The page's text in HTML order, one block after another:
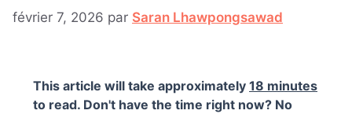
février 7, 2026 par Saran Lhawpongsawad
This article will take approximately 18 minutes
to read. Don't have the time right now? No